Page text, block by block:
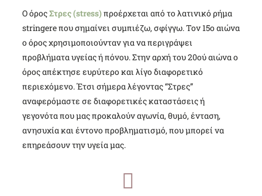
Ο όροςΣτρες (stress)προέρχεται από το λατινικό ρήμα
stringere που σημαίνει συμπιέζω, σφίγγω. Τον 15ο αιώνα
ο όρος χρησιμοποιούνταν για να περιγράψει
προβλήματα υγείας ή πόνου. Στην αρχή του 20ού αιώνα ο
όρος απέκτησε ευρύτερο και λίγο διαφορετικό
περιεχόμενο. Έτσι σήμερα λέγοντας “Στρες”
αναφερόμαστε σε διαφορετικές καταστάσεις ή
γεγονότα που μας προκαλούν αγωνία, θυμό, ένταση,
ανησυχία και έντονο προβληματισμό, που μπορεί να
επηρεάσουν την υγεία μας.